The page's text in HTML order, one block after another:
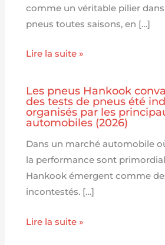
comme un véritable pilier
pneus toutes saisons, en […]
Lire la suite »
Les pneus Hankook
des tests de pneus été
organisés par les
automobiles (2026)
Dans un marché automobile
la performance sont
Hankook émergent comme
incontestés. […]
Lire la suite »